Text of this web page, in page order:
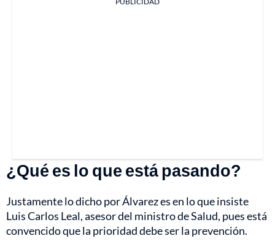
¿Qué es lo que está pasando?
Justamente lo dicho por Álvarez es en lo que insiste
Luis Carlos Leal, asesor del ministro de Salud, pues está
convencido que la prioridad debe ser la prevención.